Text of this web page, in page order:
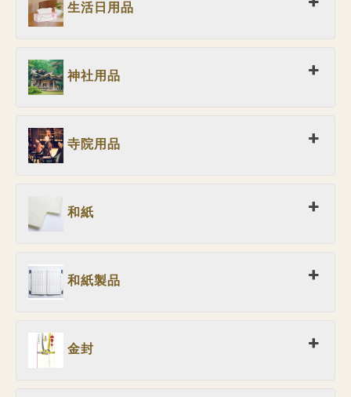
生活日用品
神社用品
寺院用品
和紙
和紙製品
金封